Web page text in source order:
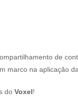
de
na aplicação
do Voxel!